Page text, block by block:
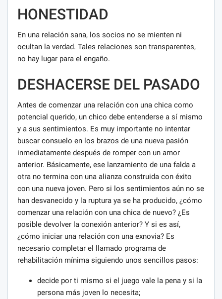
HONESTIDAD
En una relación sana, los socios no se mienten ni
ocultan la verdad. Tales relaciones son transparentes,
no hay lugar para el engaño.
DESHACERSE DEL PASADO
Antes de comenzar una relación con una chica como
potencial querido, un chico debe entenderse a sí mismo
y a sus sentimientos. Es muy importante no intentar
buscar consuelo en los brazos de una nueva pasión
inmediatamente después de romper con un amor
anterior. Básicamente, ese lanzamiento de una falda a
otra no termina con una alianza construida con éxito
con una nueva joven. Pero si los sentimientos aún no se
han desvanecido y la ruptura ya se ha producido, ¿cómo
comenzar una relación con una chica de nuevo? ¿Es
posible devolver la conexión anterior? Y si es así,
¿cómo iniciar una relación con una exnovia? Es
necesario completar el llamado programa de
rehabilitación mínima siguiendo unos sencillos pasos:
decide por ti mismo si el juego vale la pena y si la
persona más joven lo necesita;